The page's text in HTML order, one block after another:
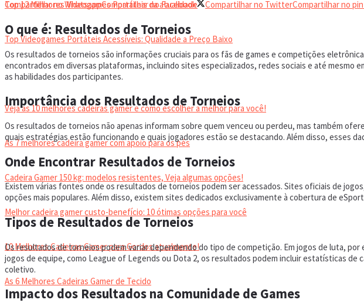
Top 12 Melhores Videogames Portáteis da atualidade
Top Videogames Portáteis Acessíveis: Qualidade a Preço Baixo
CADEIRA GAMER
Veja as 10 melhores cadeiras gamer e como escolher a melhor para você!
As 7 melhores cadeira gamer com apoio para os pés
Cadeira Gamer 150 kg: modelos resistentes, Veja algumas opções!
Melhor cadeira gamer custo-benefício: 10 ótimas opções para você
10 Melhores Cadeiras Gamer para Gordos atualmente!
As 6 Melhores Cadeiras Gamer de Tecido
Compartilhar no WhatsappCompartilhar no Facebook Compartilhar no TwitterCompartilhar no
O que é: Resultados de Torneios
Os resultados de torneios são informações cruciais para os fãs de games e competições
encontrados em diversas plataformas, incluindo sites especializados, redes sociais e até mesmo
as habilidades dos participantes.
Importância dos Resultados de Torneios
Os resultados de torneios não apenas informam sobre quem venceu ou perdeu, mas também
quais estratégias estão funcionando e quais jogadores estão se destacando. Além disso, esses
Onde Encontrar Resultados de Torneios
Existem várias fontes onde os resultados de torneios podem ser acessados. Sites oficiais de
opções mais populares. Além disso, existem sites dedicados exclusivamente à cobertura de
Tipos de Resultados de Torneios
Os resultados de torneios podem variar dependendo do tipo de competição. Em jogos de luta,
jogos de equipe, como League of Legends ou Dota 2, os resultados podem incluir estatísticas de
coletivo.
Impacto dos Resultados na Comunidade de Games